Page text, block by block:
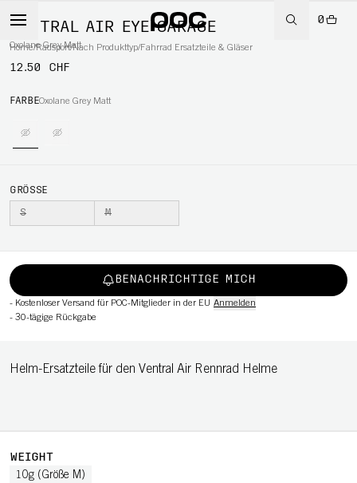
0
Home/Radsport/Nach Produkttyp/Fahrrad Ersatzteile & Gläser
VENTRAL AIR EYE GARAGE
Oxolane Grey Matt
12.50 CHF
FARBEOxolane Grey Matt
GRÖSSE
S M
BENACHRICHTIGE MICH
- Kostenloser Versand für POC-Mitglieder in der EU Anmelden
- 30-tägige Rückgabe
Helm-Ersatzteile für den Ventral Air Rennrad Helme
WEIGHT
10g (Größe M)